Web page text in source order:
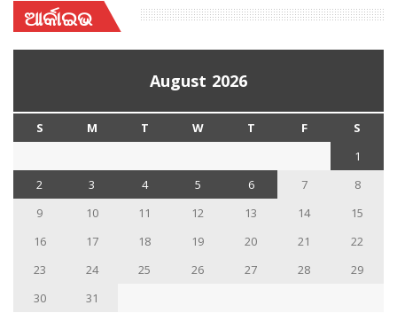
ଆର୍କାଇଭ
August 2026
S M T W T F
S
1
2
3 4 5 6 7
8
9
10 11 12 13 14
15
16
17 18 19 20 21
22
23
24 25 26 27 28
29
30
31